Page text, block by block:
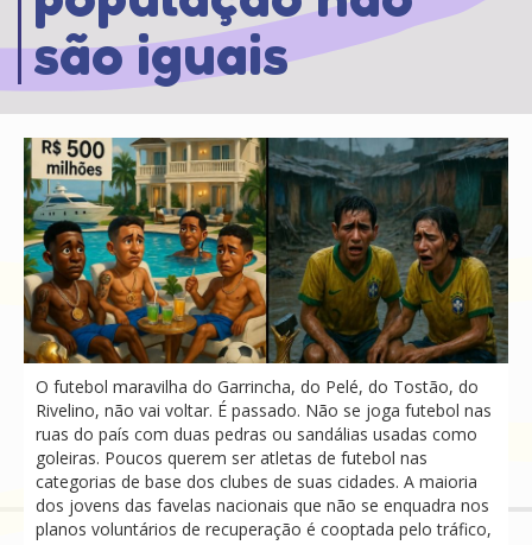
são iguais
O futebol maravilha do Garrincha, do Pelé, do Tostão, do
Rivelino, não vai voltar. É passado. Não se joga futebol nas
ruas do país com duas pedras ou sandálias usadas como
goleiras. Poucos querem ser atletas de futebol nas
categorias de base dos clubes de suas cidades. A maioria
dos jovens das favelas nacionais que não se enquadra nos
planos voluntários de recuperação é cooptada pelo tráfico,